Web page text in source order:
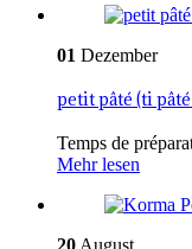
01 Dezember
petit pâté (ti
Temps de
Mehr lesen
20 August